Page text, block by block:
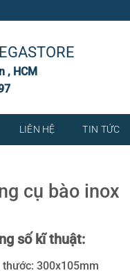
, HCM
LIÊN HỆ TIN TỨC
cụ bào inox
số kĩ thuật:
thước: 300x105mm